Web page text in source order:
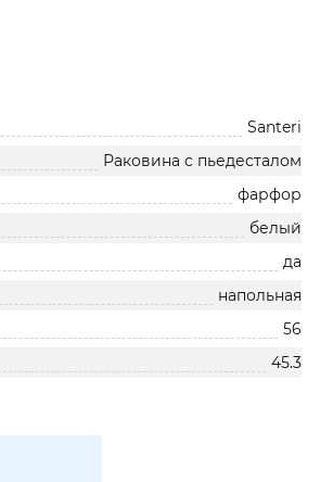
Santeri
Раковина с пьедесталом
фарфор
белый
да
напольная
56
45.3